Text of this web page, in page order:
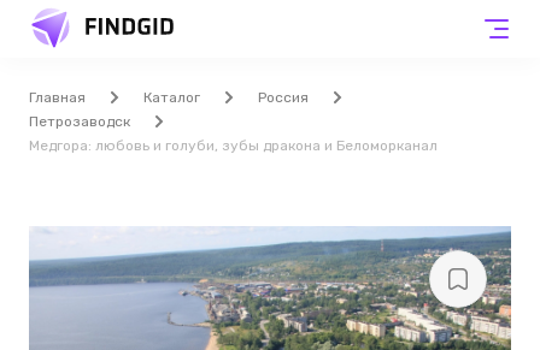
Главная Каталог
Россия
Петрозаводск
Медгора: любовь и голуби, зубы дракона и Беломорканал